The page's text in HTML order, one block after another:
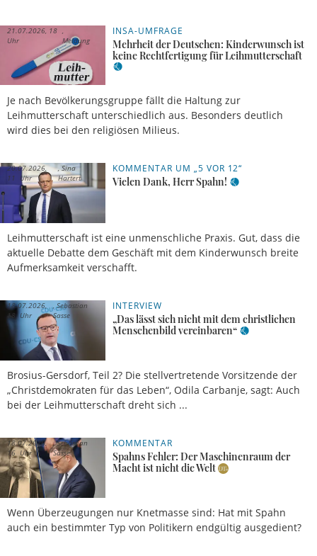
INSA-UMFRAGE
Mehrheit der Deutschen: Kinderwunsch ist
keine Rechtfertigung für Leihmutterschaft
Je nach Bevölkerungsgruppe fällt die Haltung zur
Leihmutterschaft unterschiedlich aus. Besonders deutlich
wird dies bei den religiösen Milieus.
21.07.2026, 18
Uhr
Meldung
KOMMENTAR UM „5 VOR 12“
Vielen Dank, Herr Spahn!
Leihmutterschaft ist eine unmenschliche Praxis. Gut, dass die
aktuelle Debatte dem Geschäft mit dem Kinderwunsch breite
Aufmerksamkeit verschafft.
20.07.2026,
11 Uhr
Sina
Hartert
INTERVIEW
„Das lässt sich nicht mit dem christlichen
Menschenbild vereinbaren“
Brosius-Gersdorf, Teil 2? Die stellvertretende Vorsitzende der
„Christdemokraten für das Leben“, Odila Carbanje, sagt: Auch
bei der Leihmutterschaft dreht sich ...
18.07.2026,
18 Uhr
Sebastian
Sasse
KOMMENTAR
Spahns Fehler: Der Maschinenraum der
Macht ist nicht die Welt
Wenn Überzeugungen nur Knetmasse sind: Hat mit Spahn
auch ein bestimmter Typ von Politikern endgültig ausgedient?
18.07.2026,
16 Uhr
Sebastian
Sasse